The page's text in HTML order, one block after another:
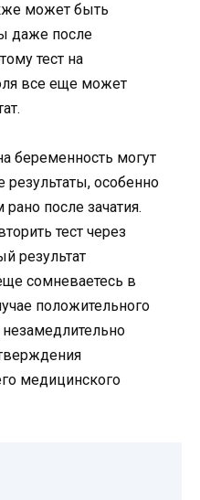
может быть
даже после
тест на
все еще может
беременность могут
особенно
после зачатия.
тест через
результат
сомневаетесь в
положительного
незамедлительно
медицинского